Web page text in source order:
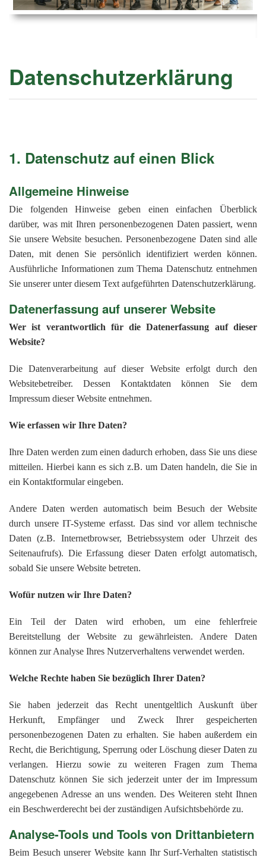
der
Datenschutzerklärung
1. Datenschutz auf einen Blick
Allgemeine Hinweise
Die folgenden Hinweise geben einen einfachen Überblick
darüber, was mit Ihren personenbezogenen Daten passiert, wenn
Sie unsere Website besuchen. Personenbezogene Daten sind alle
Daten, mit denen Sie persönlich identifiziert werden können.
Ausführliche Informationen zum Thema Datenschutz entnehmen
Sie unserer unter diesem Text aufgeführten Datenschutzerklärung.
Datenerfassung auf unserer Website
Wer ist verantwortlich für die Datenerfassung auf dieser
Website?
Die Datenverarbeitung auf dieser Website erfolgt durch den
Websitebetreiber. Dessen Kontaktdaten können Sie dem
Impressum dieser Website entnehmen.
Wie erfassen wir Ihre Daten?
Ihre Daten werden zum einen dadurch erhoben, dass Sie uns diese
mitteilen. Hierbei kann es sich z.B. um Daten handeln, die Sie in
ein Kontaktformular eingeben.
Andere Daten werden automatisch beim Besuch der Website
durch unsere IT-Systeme erfasst. Das sind vor allem technische
Daten (z.B. Internetbrowser, Betriebssystem oder Uhrzeit des
Seitenaufrufs). Die Erfassung dieser Daten erfolgt automatisch,
sobald Sie unsere Website betreten.
Wofür nutzen wir Ihre Daten?
Ein Teil der Daten wird erhoben, um eine fehlerfreie
Bereitstellung der Website zu gewährleisten. Andere Daten
können zur Analyse Ihres Nutzerverhaltens verwendet werden.
Welche Rechte haben Sie bezüglich Ihrer Daten?
Sie haben jederzeit das Recht unentgeltlich Auskunft über
Herkunft, Empfänger und Zweck Ihrer gespeicherten
personenbezogenen Daten zu erhalten. Sie haben außerdem ein
Recht, die Berichtigung, Sperrung oder Löschung dieser Daten zu
verlangen. Hierzu sowie zu weiteren Fragen zum Thema
Datenschutz können Sie sich jederzeit unter der im Impressum
angegebenen Adresse an uns wenden. Des Weiteren steht Ihnen
ein Beschwerderecht bei der zuständigen Aufsichtsbehörde zu.
Analyse-Tools und Tools von Drittanbietern
Beim Besuch unserer Website kann Ihr Surf-Verhalten statistisch